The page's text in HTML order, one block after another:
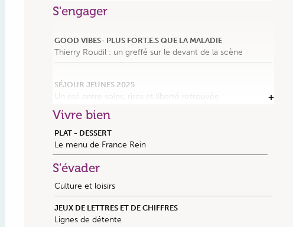
SANTÉ ANIMALE
BRÈVES
Actualités des maladies rénales
S'engager
GOOD VIBES- PLUS FORT.E.S QUE LA MALADIE
Thierry Roudil : un greffé sur le devant de la scène
SÉJOUR JEUNES 2025
Un été entre soins, rires et liberté retrouvée
VADO - VILLE AMBASSADRICE DU DON D’ORGANES
Pour une France ambassadrice du don d’organes
AG 2025 ET RAPPORT D’ACTIVITÉS 2024
Une année charnière pour France Rein
ACTUALITÉS DES ASSOCIATIONS RÉGIONALES DU RÉSEAU
FRANCE REIN
Vivre bien
PLAT - DESSERT
Le menu de France Rein
S'évader
Culture et loisirs
JEUX DE LETTRES ET DE CHIFFRES
Lignes de détente